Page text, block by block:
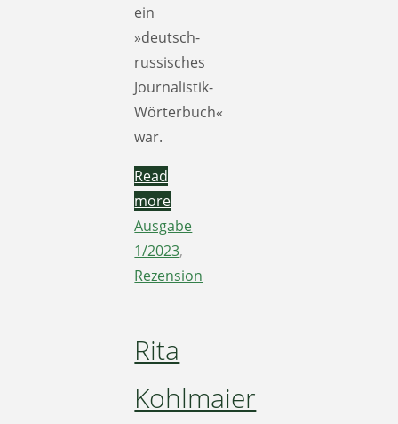
ein
»deutsch-
russisches
Journalistik-
Wörterbuch«
war.
Read
more
Ausgabe
1/2023,
Rezension
Rita
Kohlmaier